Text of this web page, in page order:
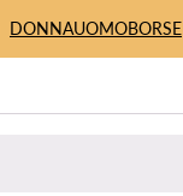
DONNAUOMOBORSE